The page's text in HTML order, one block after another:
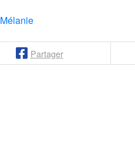
Mélanie
Partager